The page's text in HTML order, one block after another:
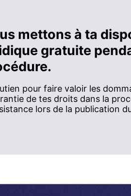
mettons à ta
gratuite
pour faire valoir les
de tes droits dans la
lors de la publication